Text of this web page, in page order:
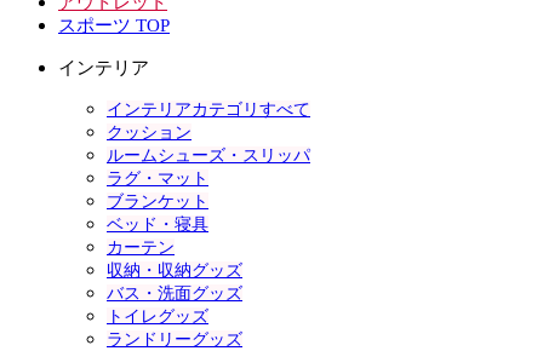
スポーツ TOP
インテリア
インテリアカテゴリすべて
クッション
ルームシューズ・スリッパ
ラグ・マット
ブランケット
ベッド・寝具
カーテン
収納・収納グッズ
バス・洗面グッズ
トイレグッズ
ランドリーグッズ